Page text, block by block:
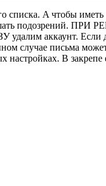
списка. A чтобы
подозрений. ПРИ
аккаунт. Если
случае письма
настройках. В